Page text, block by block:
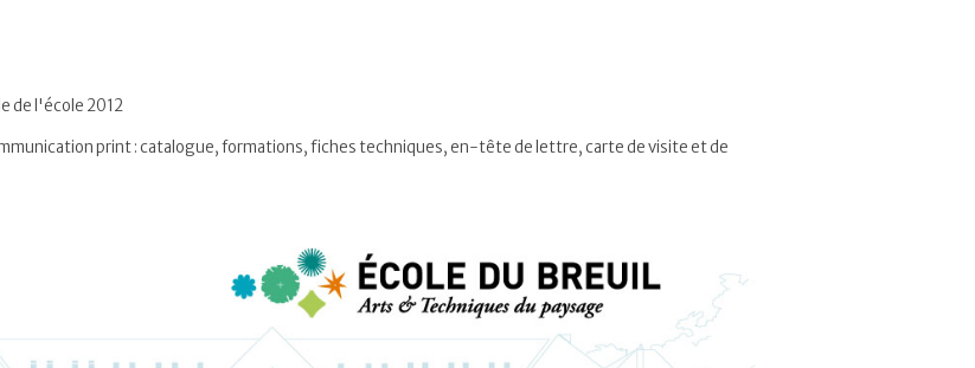
de l'école 2012
print : catalogue, formations, fiches techniques, en-tête de lettre, carte de visite et de